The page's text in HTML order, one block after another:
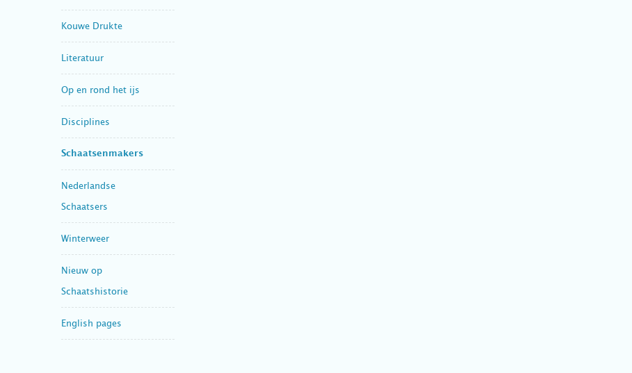
Kouwe Drukte
Literatuur
Op en rond het ijs
Disciplines
Schaatsenmakers
Nederlandse
Schaatsers
Winterweer
Nieuw op
Schaatshistorie
English pages